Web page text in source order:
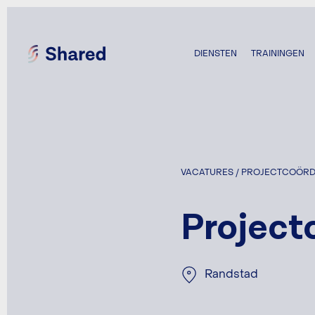
DIENSTEN TRAININGEN
VACATURES /
Randstad